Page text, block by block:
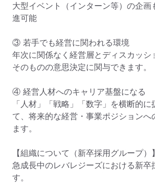
大型イベント（インターン等）の企画
進可能
③ 若手でも経営に関われる環境
年次に関係なく経営層とディスカッシ
そのものの意思決定に関与できます。
④ 経営人材へのキャリア基盤になる
「人材」「戦略」「数字」を横断的に
て、将来的な経営・事業ポジションへ
ます。
【組織について（新卒採用グループ）】
急成長中のレバレジーズにおける新卒
す。